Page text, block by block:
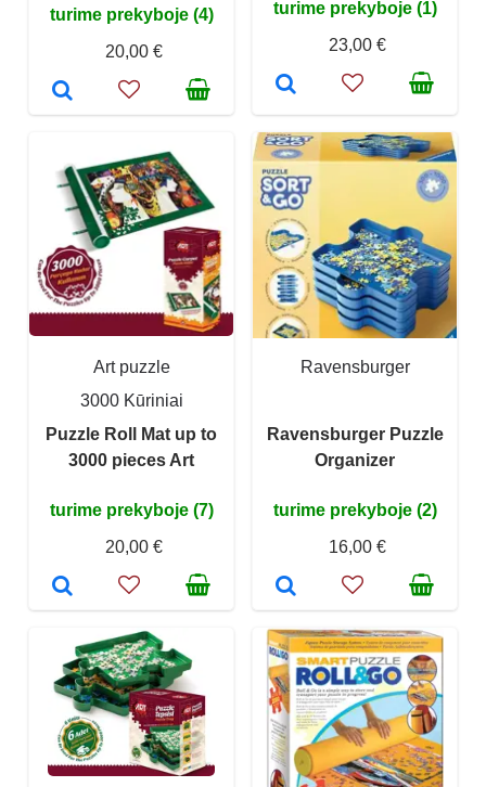
turime prekyboje (4)
20,00 €
turime prekyboje (1)
23,00 €
Art puzzle
3000 Kūriniai
Puzzle Roll Mat up to
3000 pieces Art
turime prekyboje (7)
20,00 €
Ravensburger
Ravensburger Puzzle
Organizer
turime prekyboje (2)
16,00 €